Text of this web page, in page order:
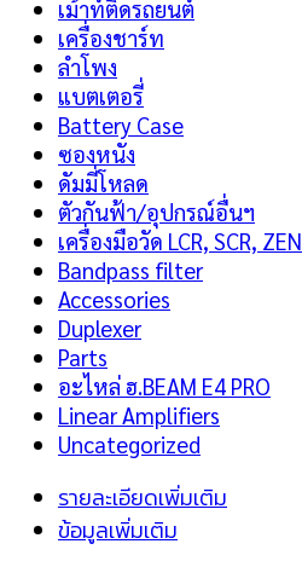
เม้าท์ติดรถยนต์
เครื่องชาร์ท
ลำโพง
แบตเตอรี่
Battery Case
ซองหนัง
ดัมมี่โหลด
ตัวกันฟ้า/อุปกรณ์อื่นฯ
เครื่องมือวัด LCR, SCR, ZEN
Bandpass filter
Accessories
Duplexer
Parts
อะไหล่ ฮ.BEAM E4 PRO
Linear Amplifiers
Uncategorized
รายละเอียดเพิ่มเติม
ข้อมูลเพิ่มเติม